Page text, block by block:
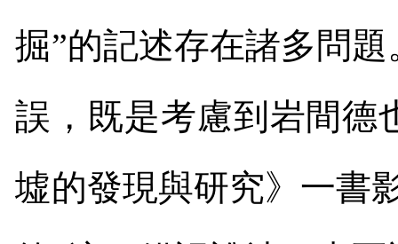
掘”的記述存在諸多問
誤，既是考慮到岩間德
墟的發現與研究》一書